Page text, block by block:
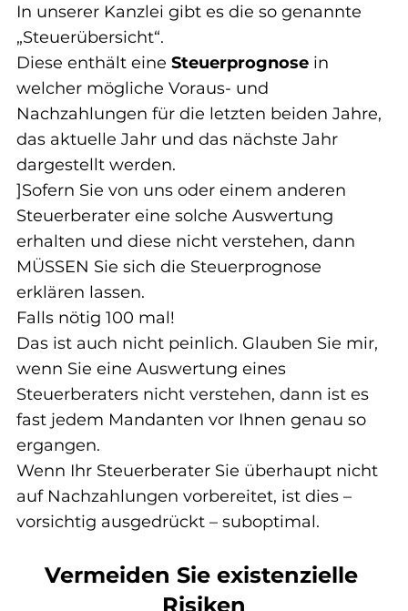
In unserer Kanzlei gibt es die so genannte
„Steuerübersicht“.
Diese enthält eine Steuerprognose in
welcher mögliche Voraus- und
Nachzahlungen für die letzten beiden Jahre,
das aktuelle Jahr und das nächste Jahr
dargestellt werden.
]Sofern Sie von uns oder einem anderen
Steuerberater eine solche Auswertung
erhalten und diese nicht verstehen, dann
MÜSSEN Sie sich die Steuerprognose
erklären lassen.
Falls nötig 100 mal!
Das ist auch nicht peinlich. Glauben Sie mir,
wenn Sie eine Auswertung eines
Steuerberaters nicht verstehen, dann ist es
fast jedem Mandanten vor Ihnen genau so
ergangen.
Wenn Ihr Steuerberater Sie überhaupt nicht
auf Nachzahlungen vorbereitet, ist dies –
vorsichtig ausgedrückt – suboptimal.
Vermeiden Sie existenzielle
Risiken